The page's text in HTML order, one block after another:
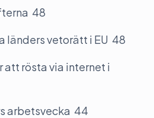
48
länders vetorätt i EU 48
rösta via internet i
arbetsvecka 44